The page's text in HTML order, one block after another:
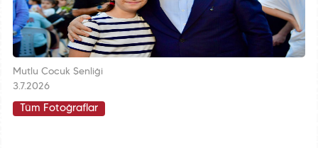
Mutlu Çocuk Şenliği
3.7.2026
Tüm Fotoğraflar